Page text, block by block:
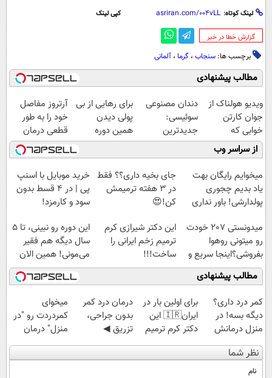
لینک کوتاه: کپی لینک
‌گزارش خطا در خبر
برچسب ها: سنجاب ، گرما ، آلمانی
مطالب پیشنهادی
ویدیو هولناک از
جوان کارتن
خوابی که
میلیاردر شد.
آموزش رایگان
دندان مصنوعی
سوئیسی:
جدیدترین
فناوری اروپا،
سبک و مقاوم |
پرداخت قسطی
برای رهایی از بی
پولی دیدن
همین دوره
رایگان کافیه!
(شمارتو وارد کن)
آرتروز مفاصل
خود را به طور
قطعی درمان
کنید!
◗پرسش‌نامه◖
از سراسر وب
میخوایم رایگان بهت
یاد بدیم چجوری
پولدارشی! باور نداری
جای بخیه داری؟؟ فقط
در 3 هفته ترمیمش
کن!😍
خرید موبایل با اسنپ
پی | در ۴ قسط بدون
سود و کارمزد!
میدونستی 207 خودت
رو میتونی روهوا
بفروشی؟اینجا سریع و
راحت بفروش
این دکتر شیرازی کرم
ترمیم زخم ایرانی را
ساخت!!!
این دوره رو نبینی، تا 5
سال دیگه هم فقیر
می‌مونی! همین الان
ثبت نام کن
مطالب پیشنهادی
کمر درد داری؟
دیگه بسه! در
منزل درمانش
کن
(◀پرسش‌نامه)
برای اولین بار در
ایران🇮🇷 این
دکتر کرم ترمیم
کننده 23 روزه
ساخت!
درمان درد کمر
بدون جراحی،
تزریق ◀
پرسش‌نامه رو پر
کن ▶
میخوای
کمردردت رو "در
منزل" درمان
کنی؟ (◂فیلم +
◂پرسش‌نامه)
نظر شما
نام